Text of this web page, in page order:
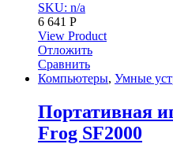
SKU: n/a
6 641 Р
View Product
Отложить
Сравнить
Компьютеры, Умные
Портативная
Frog SF2000